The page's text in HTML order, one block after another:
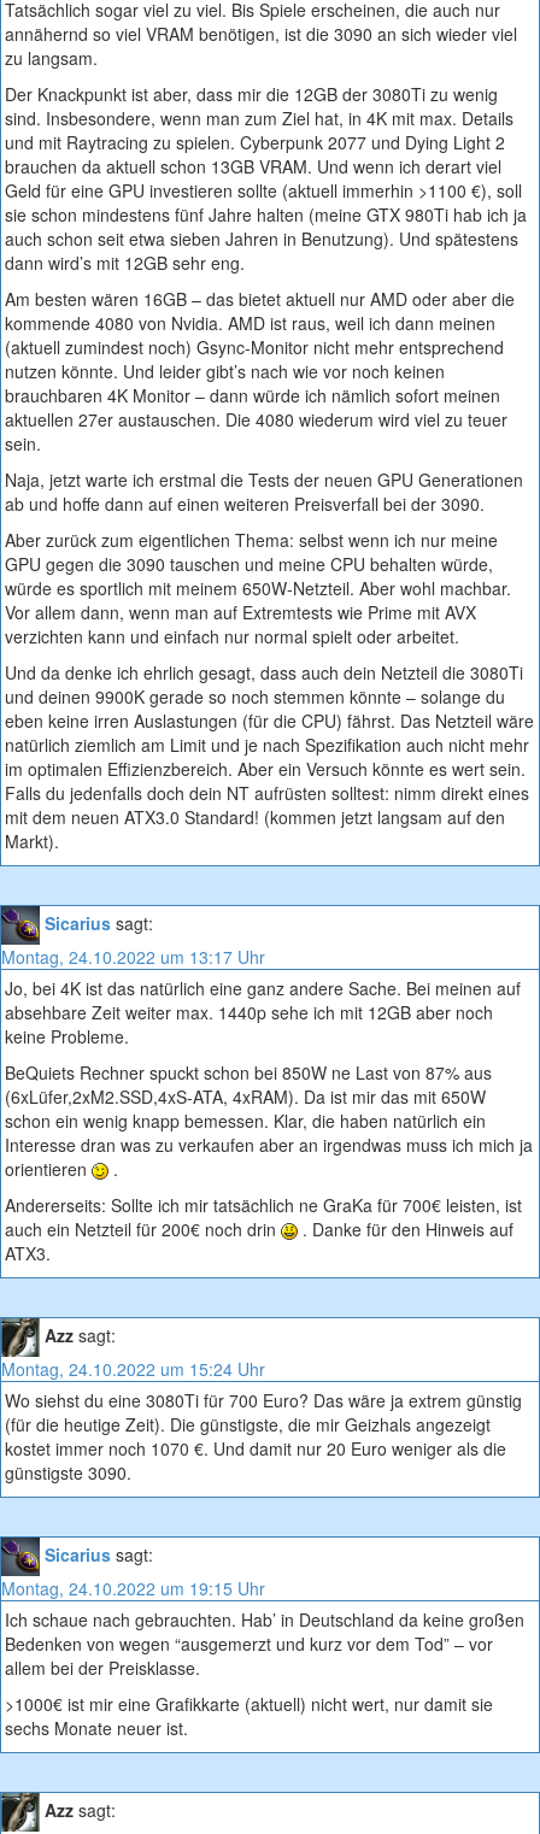
Tatsächlich sogar viel zu viel. Bis Spiele erscheinen, die auch nur
annähernd so viel VRAM benötigen, ist die 3090 an sich wieder viel
zu langsam.
Der Knackpunkt ist aber, dass mir die 12GB der 3080Ti zu wenig
sind. Insbesondere, wenn man zum Ziel hat, in 4K mit max. Details
und mit Raytracing zu spielen. Cyberpunk 2077 und Dying Light 2
brauchen da aktuell schon 13GB VRAM. Und wenn ich derart viel
Geld für eine GPU investieren sollte (aktuell immerhin >1100 €), soll
sie schon mindestens fünf Jahre halten (meine GTX 980Ti hab ich ja
auch schon seit etwa sieben Jahren in Benutzung). Und spätestens
dann wird’s mit 12GB sehr eng.
Am besten wären 16GB – das bietet aktuell nur AMD oder aber die
kommende 4080 von Nvidia. AMD ist raus, weil ich dann meinen
(aktuell zumindest noch) Gsync-Monitor nicht mehr entsprechend
nutzen könnte. Und leider gibt’s nach wie vor noch keinen
brauchbaren 4K Monitor – dann würde ich nämlich sofort meinen
aktuellen 27er austauschen. Die 4080 wiederum wird viel zu teuer
sein.
Naja, jetzt warte ich erstmal die Tests der neuen GPU Generationen
ab und hoffe dann auf einen weiteren Preisverfall bei der 3090.
Aber zurück zum eigentlichen Thema: selbst wenn ich nur meine
GPU gegen die 3090 tauschen und meine CPU behalten würde,
würde es sportlich mit meinem 650W-Netzteil. Aber wohl machbar.
Vor allem dann, wenn man auf Extremtests wie Prime mit AVX
verzichten kann und einfach nur normal spielt oder arbeitet.
Und da denke ich ehrlich gesagt, dass auch dein Netzteil die 3080Ti
und deinen 9900K gerade so noch stemmen könnte – solange du
eben keine irren Auslastungen (für die CPU) fährst. Das Netzteil wäre
natürlich ziemlich am Limit und je nach Spezifikation auch nicht mehr
im optimalen Effizienzbereich. Aber ein Versuch könnte es wert sein.
Falls du jedenfalls doch dein NT aufrüsten solltest: nimm direkt eines
mit dem neuen ATX3.0 Standard! (kommen jetzt langsam auf den
Markt).
Sicarius sagt:
Montag, 24.10.2022 um 13:17 Uhr
Jo, bei 4K ist das natürlich eine ganz andere Sache. Bei meinen auf
absehbare Zeit weiter max. 1440p sehe ich mit 12GB aber noch
keine Probleme.
BeQuiets Rechner spuckt schon bei 850W ne Last von 87% aus
(6xLüfer,2xM2.SSD,4xS-ATA, 4xRAM). Da ist mir das mit 650W
schon ein wenig knapp bemessen. Klar, die haben natürlich ein
Interesse dran was zu verkaufen aber an irgendwas muss ich mich ja
orientieren
.
Andererseits: Sollte ich mir tatsächlich ne GraKa für 700€ leisten, ist
auch ein Netzteil für 200€ noch drin
. Danke für den Hinweis auf
ATX3.
Azz sagt:
Montag, 24.10.2022 um 15:24 Uhr
Wo siehst du eine 3080Ti für 700 Euro? Das wäre ja extrem günstig
(für die heutige Zeit). Die günstigste, die mir Geizhals angezeigt
kostet immer noch 1070 €. Und damit nur 20 Euro weniger als die
günstigste 3090.
Sicarius sagt:
Montag, 24.10.2022 um 19:15 Uhr
Ich schaue nach gebrauchten. Hab’ in Deutschland da keine großen
Bedenken von wegen “ausgemerzt und kurz vor dem Tod” – vor
allem bei der Preisklasse.
>1000€ ist mir eine Grafikkarte (aktuell) nicht wert, nur damit sie
sechs Monate neuer ist.
Azz sagt: